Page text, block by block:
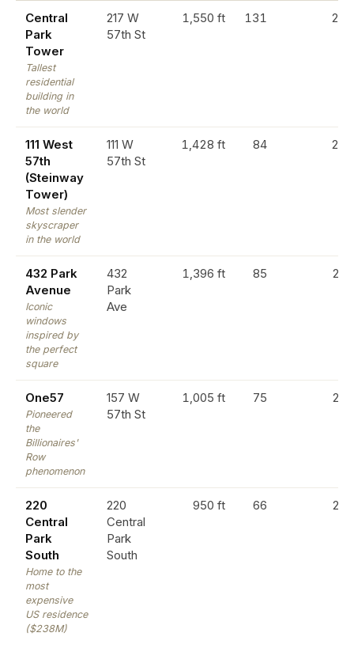
Central
Park
Tower
Tallest
residential
building in
the world
217 W
57th St
1,550 ft 131
111 West
57th
(Steinway
Tower)
Most slender
skyscraper
in the world
111 W
57th St
1,428 ft 84
432 Park
Avenue
Iconic
windows
inspired by
the perfect
square
432
Park
Ave
1,396 ft 85
One57
Pioneered
the
Billionaires'
Row
phenomenon
157 W
57th St
1,005 ft 75
220
Central
Park
South
Home to the
most
expensive
US residence
($238M)
220
Central
Park
South
950 ft 66